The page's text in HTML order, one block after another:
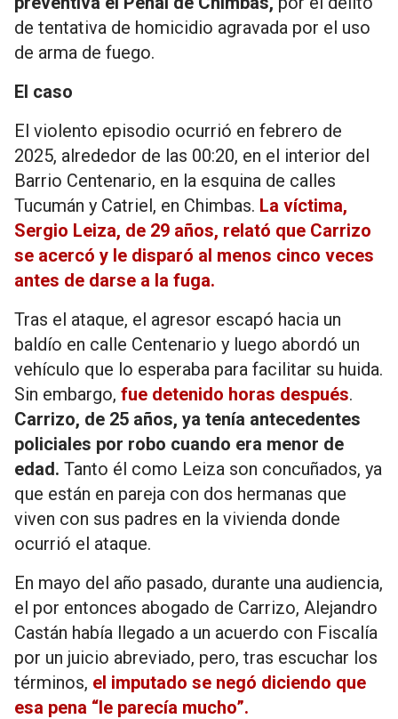
de tentativa de homicidio agravada por el uso
de arma de fuego.
El caso
El violento episodio ocurrió en febrero de
2025, alrededor de las 00:20, en el interior del
Barrio Centenario, en la esquina de calles
Tucumán y Catriel, en Chimbas. La víctima,
Sergio Leiza, de 29 años, relató que Carrizo
se acercó y le disparó al menos cinco veces
antes de darse a la fuga.
Tras el ataque, el agresor escapó hacia un
baldío en calle Centenario y luego abordó un
vehículo que lo esperaba para facilitar su huida.
Sin embargo, fue detenido horas después.
Carrizo, de 25 años, ya tenía antecedentes
policiales por robo cuando era menor de
edad. Tanto él como Leiza son concuñados, ya
que están en pareja con dos hermanas que
viven con sus padres en la vivienda donde
ocurrió el ataque.
En mayo del año pasado, durante una audiencia,
el por entonces abogado de Carrizo, Alejandro
Castán había llegado a un acuerdo con Fiscalía
por un juicio abreviado, pero, tras escuchar los
términos, el imputado se negó diciendo que
esa pena “le parecía mucho”.